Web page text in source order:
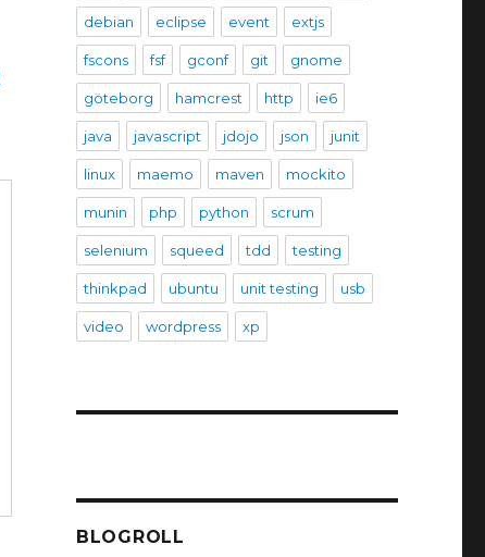
debian eclipse event extjs
fscons fsf gconf git gnome
göteborg hamcrest http ie6
java javascript jdojo json junit
linux maemo maven mockito
munin php python scrum
selenium squeed tdd testing
thinkpad ubuntu unit testing usb
video wordpress xp
BLOGROLL